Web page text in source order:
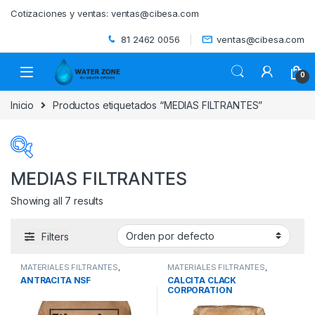
Cotizaciones y ventas: ventas@cibesa.com
81 2462 0056 ventas@cibesa.com
0
Inicio Productos etiquetados “MEDIAS FILTRANTES”
ACCESORIOS (0)
BEBEDEROS (0)
BIODIGESTORES
MEDIAS FILTRANTES
Showing all 7 results
Filters
MATERIALES FILTRANTES,
MEDIAS FILTRANTES
DE TRATAMIENTO DE AGUA
ANTRACITA NSF
MATERIALES FILTRANTES,
MEDIAS FILTRANTES
DE TRATAMIENTO DE AGUA
CALCITA CLACK
CORPORATION